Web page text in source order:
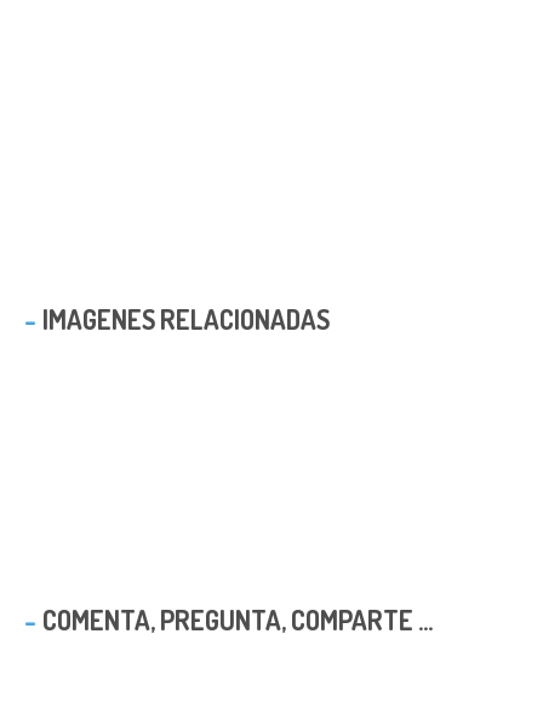
IMAGENES RELACIONADAS
COMENTA, PREGUNTA, COMPARTE ...